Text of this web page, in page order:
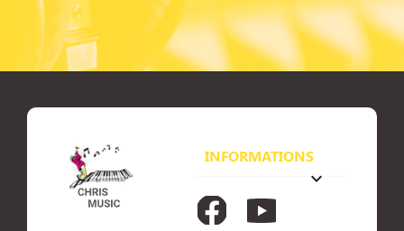
INFORMATIONS
keyboard_arrow_down
FacebookYouTube